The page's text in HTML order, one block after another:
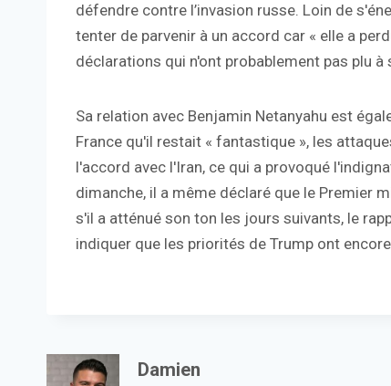
défendre contre l’invasion russe. Loin de
tenter de parvenir à un accord car « elle a
déclarations qui n'ont probablement pas plu
Sa relation avec Benjamin Netanyahu est
France qu'il restait « fantastique », les
l'accord avec l'Iran, ce qui a provoqué
dimanche, il a même déclaré que le Premier
s'il a atténué son ton les jours suivants, le
indiquer que les priorités de Trump ont
Damien